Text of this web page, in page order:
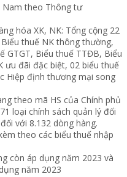
Nam theo Thông tư
hóa XK, NK: Tổng cộng 22
thuế NK thông thường,
GTGT, Biểu thuế TTĐB, Biểu
ưu đãi đặc biệt, 02 biểu thuế
Hiệp định thương mại song
theo mã HS của Chính phủ
loại chính sách quản lý đối
với 8.132 dòng hàng.
theo các biểu thuế nhập
còn áp dụng năm 2023 và
năm 2023